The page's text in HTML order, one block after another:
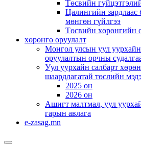
Төсвийн
Цалингийн зардлаас
мөнгөн гүйлгээ
Төсвийн хөрөнгийн
хөрөнгө оруулалт
Монгол улсын уул
оруулалтын орчны
Уул уурхайн салбарт
шаардлагатай төслийн
2025 он
2026 он
Ашигт малтмал, уул
гарын авлага
e-zasag.mn